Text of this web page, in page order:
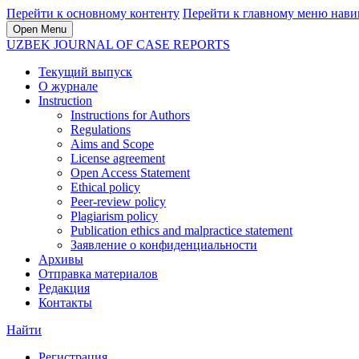
Перейти к основному контенту Перейти к главному меню
Open Menu
UZBEK JOURNAL OF CASE REPORTS
Текущий выпуск
О журнале
Instruction
Instructions for Authors
Regulations
Aims and Scope
License agreement
Open Access Statement
Ethical policy
Peer-review policy
Plagiarism policy
Publication ethics and malpractice statement
Заявление о конфиденциальности
Архивы
Отправка материалов
Редакция
Контакты
Найти